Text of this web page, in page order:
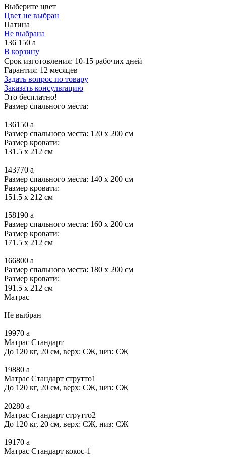
Выберите цвет
Цвет не выбран
Патина
Не выбрана
136 150 a
В корзину
Срок изготовления: 10-15 рабочих дней
Гарантия: 12 месяцев
Задать вопрос по товару
Заказать консультацию
Это бесплатно!
Размер спального места:
136150 a
Размер спального места: 120 x 200 см
Размер кровати:
131.5 x 212 см
143770 a
Размер спального места: 140 x 200 см
Размер кровати:
151.5 x 212 см
158190 a
Размер спального места: 160 x 200 см
Размер кровати:
171.5 x 212 см
166800 a
Размер спального места: 180 x 200 см
Размер кровати:
191.5 x 212 см
Матрас
Не выбран
19970 a
Матрас Стандарт
До 120 кг, 20 см, верх: СЖ, низ: СЖ
19880 a
Матрас Стандарт струтто1
До 120 кг, 20 см, верх: СЖ, низ: СЖ
20280 a
Матрас Стандарт струтто2
До 120 кг, 20 см, верх: СЖ, низ: СЖ
19170 a
Матрас Стандарт кокос-1